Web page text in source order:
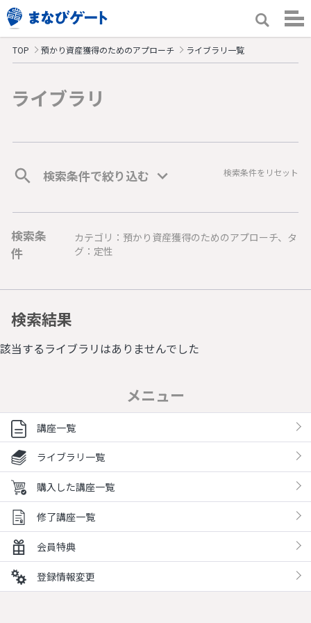
TOP 預かり資産獲得のためのアプローチ ライブラリ一覧
ライブラリ
検索条件で絞り込む 検索条件をリセット
検索条
件
カテゴリ：預かり資産獲得のためのアプローチ、タ
グ：定性
検索結果
該当するライブラリはありませんでした
メニュー
講座一覧
ライブラリ一覧
購入した講座一覧
修了講座一覧
会員特典
登録情報変更